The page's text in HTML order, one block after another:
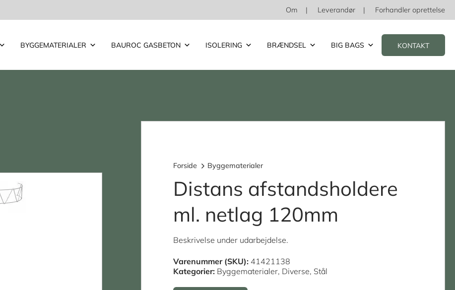
Om Leverandør Forhandler oprettelse
BYGGEMATERIALER BAUROC GASBETON ISOLERING BRÆNDSEL BIG BAGS KONTAKT
Forside Byggematerialer
Distans afstandsholdere
ml. netlag 120mm
Beskrivelse under udarbejdelse.
Varenummer (SKU): 41421138
Kategorier: Byggematerialer, Diverse, Stål